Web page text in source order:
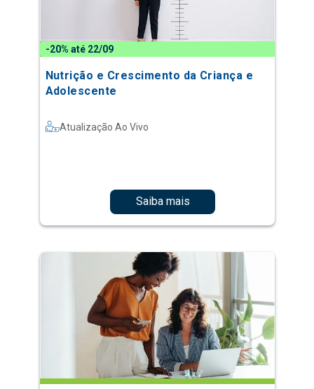
-20% até 22/09
Nutrição e Crescimento da Criança e
Adolescente
Atualização Ao Vivo
Saiba mais